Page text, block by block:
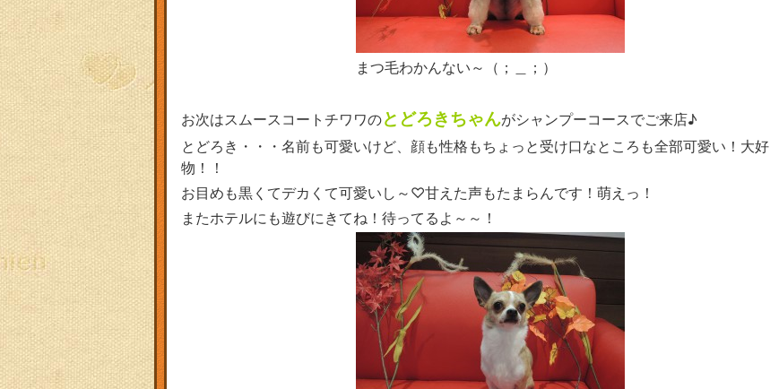
まつ毛わかんない～（；＿；）
お次はスムースコートチワワのとどろきちゃんがシャンプーコースでご来店♪
とどろき・・・名前も可愛いけど、顔も性格もちょっと受け口なところも全部可愛い！大好
物！！
お目めも黒くてデカくて可愛いし～♡甘えた声もたまらんです！萌えっ！
またホテルにも遊びにきてね！待ってるよ～～！